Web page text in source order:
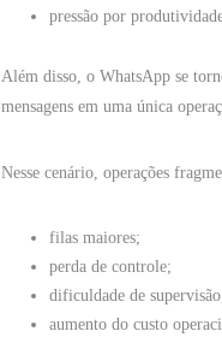
pressão por
Além disso, o WhatsApp se
mensagens em uma única
Nesse cenário, operações
filas maiores;
perda de controle;
dificuldade de
aumento do custo